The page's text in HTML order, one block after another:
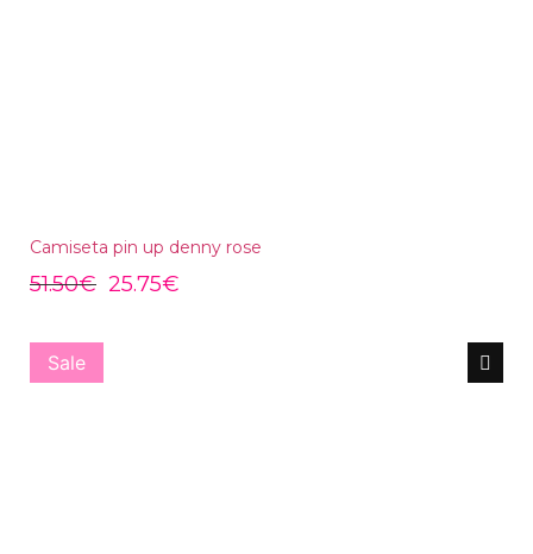
Camiseta pin up denny rose
51.50€ 25.75€
Sale